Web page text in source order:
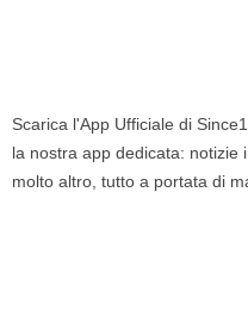
Scarica l'App Ufficiale di
la nostra app dedicata: notizie
molto altro, tutto a portata di